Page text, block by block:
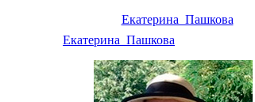
Екатерина_Пашкова
Екатерина_Пашкова